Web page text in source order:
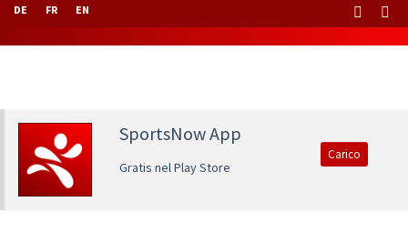
DE FR EN
SportsNow App
Gratis nel Play Store
Carico